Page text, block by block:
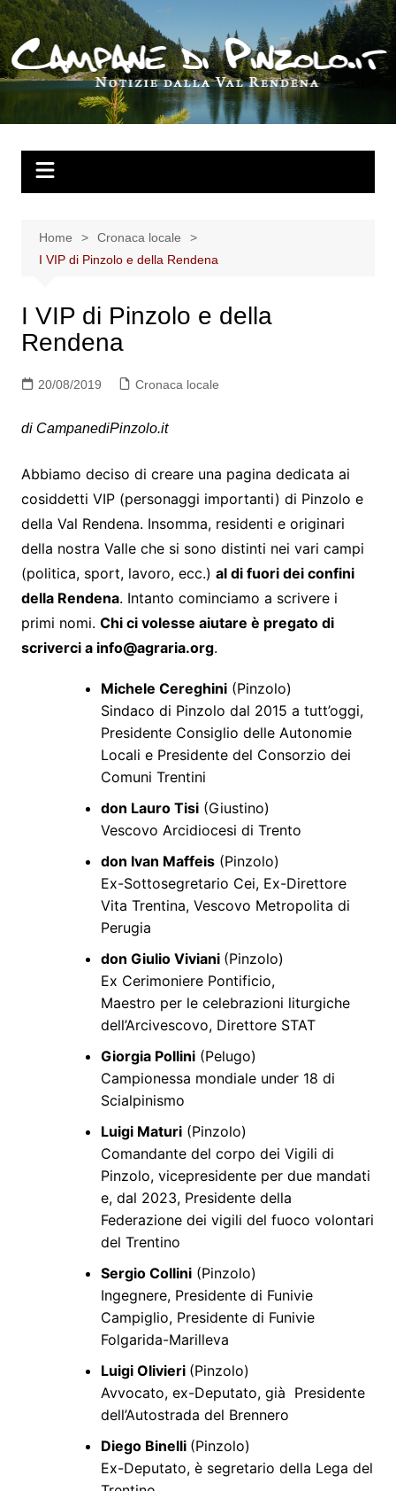
Salta
al
contenuto
Home
Cronaca locale
I VIP di Pinzolo e della Rendena
I VIP di Pinzolo e della
Rendena
20/08/2019 Cronaca locale
di CampanediPinzolo.it
Abbiamo deciso di creare una pagina dedicata ai
cosiddetti VIP (personaggi importanti) di Pinzolo e
della Val Rendena. Insomma, residenti e originari
della nostra Valle che si sono distinti nei vari campi
(politica, sport, lavoro, ecc.) al di fuori dei confini
della Rendena. Intanto cominciamo a scrivere i
primi nomi. Chi ci volesse aiutare è pregato di
scriverci a info@agraria.org.
Michele Cereghini(Pinzolo)
Sindaco di Pinzolo dal 2015 a tutt’oggi,
Presidente Consiglio delle Autonomie
Locali e Presidente del Consorzio dei
Comuni Trentini
don Lauro Tisi(Giustino)
Vescovo Arcidiocesi di Trento
don Ivan Maffeis(Pinzolo)
Ex-Sottosegretario Cei, Ex-Direttore
Vita Trentina, Vescovo Metropolita di
Perugia
don Giulio Viviani (Pinzolo)
Ex Cerimoniere Pontificio,
Maestro per le celebrazioni liturgiche
dell’Arcivescovo, Direttore STAT
Giorgia Pollini(Pelugo)
Campionessa mondiale under 18 di
Scialpinismo
Luigi Maturi(Pinzolo)
Comandante del corpo dei Vigili di
Pinzolo, vicepresidente per due mandati
e, dal 2023, Presidente della
Federazione dei vigili del fuoco volontari
del Trentino
Sergio Collini(Pinzolo)
Ingegnere, Presidente di Funivie
Campiglio, Presidente di Funivie
Folgarida-Marilleva
Luigi Olivieri (Pinzolo)
Avvocato, ex-Deputato, già Presidente
dell’Autostrada del Brennero
Diego Binelli (Pinzolo)
Ex-Deputato, è segretario della Lega del